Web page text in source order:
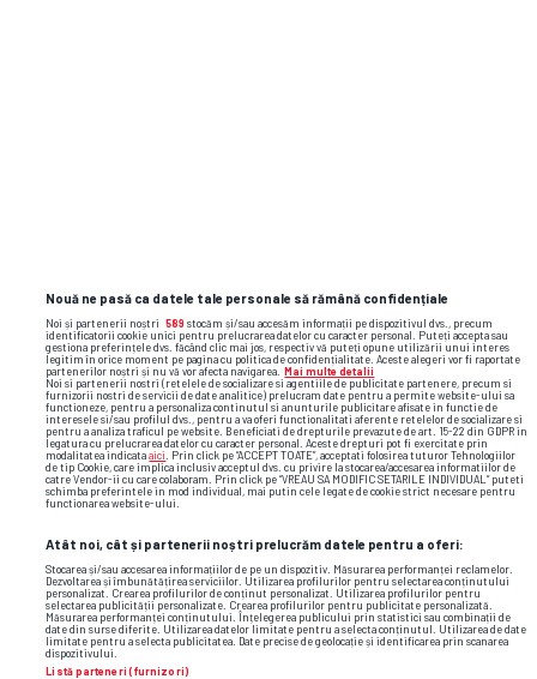
Foto3/13
Nouă ne pasă ca datele tale personale să rămână confidențiale
Noi și partenerii noștri 589 stocăm și/sau accesăm informații pe dispozitivul dvs., precum
identificatorii cookie unici pentru prelucrarea datelor cu caracter personal. Puteți accepta sau
gestiona preferințele dvs. făcând clic mai jos, respectiv vă puteți opune utilizării unui interes
legitim în orice moment pe pagina cu politica de confidențialitate. Aceste alegeri vor fi raportate
partenerilor noștri și nu vă vor afecta navigarea. Mai multe detalii
Noi si partenerii nostri (retelele de socializare si agentiile de publicitate partenere, precum si
furnizorii nostri de servicii de date analitice) prelucram date pentru a permite website-ului sa
functioneze, pentru a personaliza continutul si anunturile publicitare afisate in functie de
interesele si/sau profilul dvs., pentru a va oferi functionalitati aferente retelelor de socializare si
pentru a analiza traficul pe website. Beneficiati de drepturile prevazute de art. 15-22 din GDPR in
legatura cu prelucrarea datelor cu caracter personal. Aceste drepturi pot fi exercitate prin
modalitatea indicataaici
. Prin click pe “ACCEPT TOATE”, acceptati folosirea tuturor Tehnologiilor
de tip Cookie, care implica inclusiv acceptul dvs. cu privire la stocarea/accesarea informatiilor de
catre Vendor-ii cu care colaboram. Prin click pe “VREAU SA MODIFIC SETARILE INDIVIDUAL” puteti
schimba preferintele in mod individual, mai putin cele legate de cookie strict necesare pentru
functionarea website-ului.
Atât noi, cât și partenerii noștri prelucrăm datele pentru a oferi:
Stocarea și/sau accesarea informațiilor de pe un dispozitiv. Măsurarea performanței reclamelor.
Dezvoltarea și îmbunătățirea serviciilor. Utilizarea profilurilor pentru selectarea conținutului
personalizat. Crearea profilurilor de conținut personalizat. Utilizarea profilurilor pentru
selectarea publicității personalizate. Crearea profilurilor pentru publicitate personalizată.
Măsurarea performanței conținutului. Înțelegerea publicului prin statistici sau combinații de
date din surse diferite. Utilizarea datelor limitate pentru a selecta conținutul. Utilizarea de date
limitate pentru a selecta publicitatea. Date precise de geolocație și identificarea prin scanarea
dispozitivului.
Listă parteneri (furnizori)